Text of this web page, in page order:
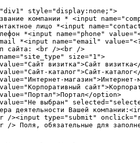
style="display:none;">
компании * <input
лицо *<input
*<input name="phone"
*<input name="email"
сайта: <br /><br />
size="1">
визитка">Сайт
каталог">Сайт-
option>
выбран"
деятельности Вашей
/><input type="submit"
/> Поля, обязательные для